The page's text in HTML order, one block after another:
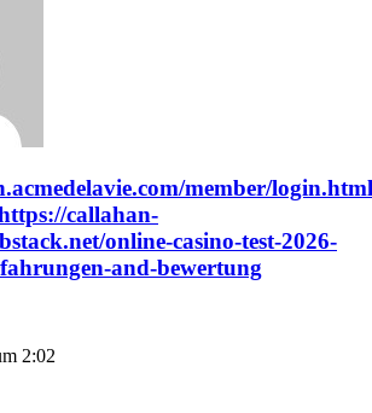
member/
callahan-
online-casino-test-2026-
and-bewertung
2:02